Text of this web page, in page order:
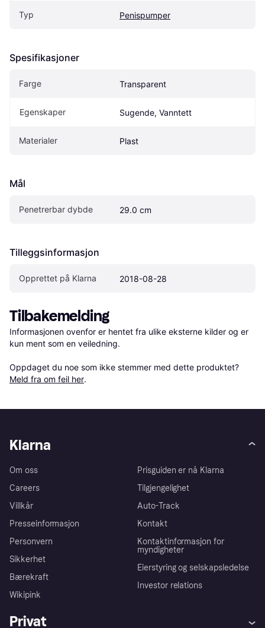
Typ Penispumper
Spesifikasjoner
Farge Transparent
Egenskaper Sugende, Vanntett
Materialer Plast
Mål
Penetrerbar dybde 29.0 cm
Tilleggsinformasjon
Opprettet på Klarna 2018-08-28
Tilbakemelding
Informasjonen ovenfor er hentet fra ulike eksterne kilder og er
kun ment som en veiledning.
Oppdaget du noe som ikke stemmer med dette produktet?
Meld fra om feil her.
Klarna
Om oss
Careers
Villkår
Presseinformasjon
Personvern
Sikkerhet
Bærekraft
Wikipink
Prisguiden er nå Klarna
Tilgjengelighet
Auto-Track
Kontakt
Kontaktinformasjon for
myndigheter
Eierstyring og selskapsledelse
Investor relations
Privat